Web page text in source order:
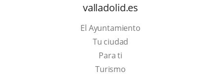
valladolid.es
El Ayuntamiento
Tu ciudad
Para ti
TurismoThis